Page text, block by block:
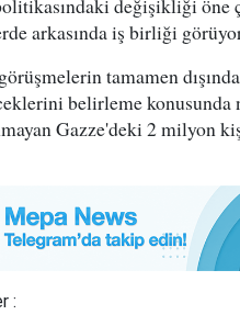
değişikliği öne
arkasında iş birliği
tamamen
belirleme konusunda
Gazze'deki 2 milyon
: